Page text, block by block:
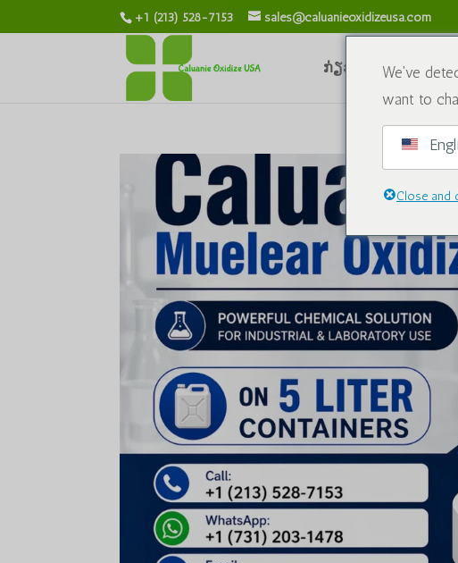
+1 (213) 528-7153 sales@caluanieoxidizeusa.com
ກ່ຽວກັບພວກເຮົາ ສ
We've
want to
Close and